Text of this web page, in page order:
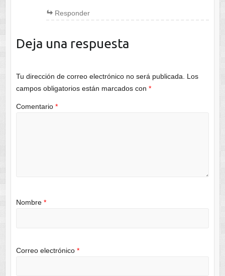
Responder
Deja una respuesta
Tu dirección de correo electrónico no será publicada. Los
campos obligatorios están marcados con *
Comentario *
Nombre *
Correo electrónico *